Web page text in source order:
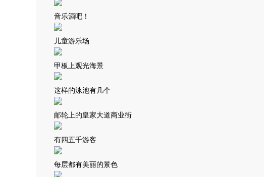
音乐酒吧！
儿童游乐场
甲板上观光海景
这样的泳池有几个
邮轮上的皇家大道商业街
有四五千游客
每层都有美丽的景色